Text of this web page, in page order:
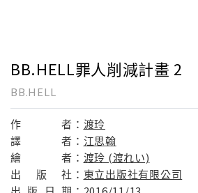
BB.HELL罪人削減計畫 2
BB.HELL
作 者： 渡玲
譯
者： 江思翰
繪
者： 渡玲 (渡れい)
出
版 社： 東立出版社有限公司